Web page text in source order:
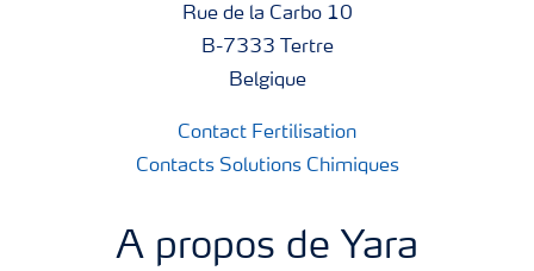
Rue de la Carbo 10
B-7333 Tertre
Belgique
Contact Fertilisation
Contacts Solutions Chimiques
A propos de Yara